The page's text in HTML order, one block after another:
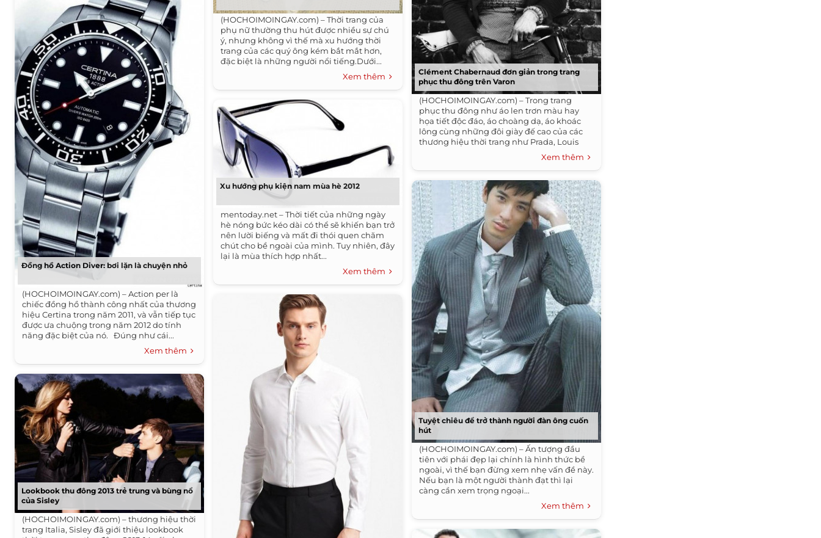
Đồng hồ Action Diver: bơi lặn là chuyện nhỏ
(HOCHOIMOINGAY.com) – Action per là
chiếc đồng hồ thành công nhất của thương
hiệu Certina trong năm 2011, và vẫn tiếp tục
được ưa chuộng trong năm 2012 do tính
năng đặc biệt của nó. Đúng như cái...
Xem thêm
Lookbook thu đông 2013 trẻ trung và bùng nổ
của Sisley
(HOCHOIMOINGAY.com) – thương hiệu thời
trang Italia, Sisley đã giới thiệu lookbook
(HOCHOIMOINGAY.com) – Thời trang của
phụ nữ thường thu hút được nhiều sự chú
ý, nhưng không vì thế mà xu hướng thời
trang của các quý ông kém bắt mắt hơn,
đặc biệt là những người nổi tiếng.Dưới...
Xem thêm
Xu hướng phụ kiện nam mùa hè 2012
mentoday.net – Thời tiết của những ngày
hè nóng bức kéo dài có thể sẽ khiến bạn trở
nên lười biếng và mất đi thói quen chăm
chút cho bề ngoài của mình. Tuy nhiên, đây
lại là mùa thích hợp nhất...
Xem thêm
Clément Chabernaud đơn giản trong trang
phục thu đông trên Varon
(HOCHOIMOINGAY.com) – Trong trang
phục thu đông như áo len trơn màu hay
họa tiết độc đáo, áo choàng dạ, áo khoác
lông cùng những đôi giày đế cao của các
thương hiệu thời trang như Prada, Louis
Xem thêm
Tuyệt chiêu để trở thành người đàn ông cuốn
hút
(HOCHOIMOINGAY.com) – Ấn tượng đầu
tiên với phái đẹp lại chính là hình thức bề
ngoài, vì thế bạn đừng xem nhẹ vấn đề này.
Nếu bạn là một người thành đạt thì lại
càng cần xem trọng ngoại...
Xem thêm